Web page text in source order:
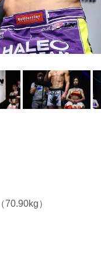
（70.90kg）